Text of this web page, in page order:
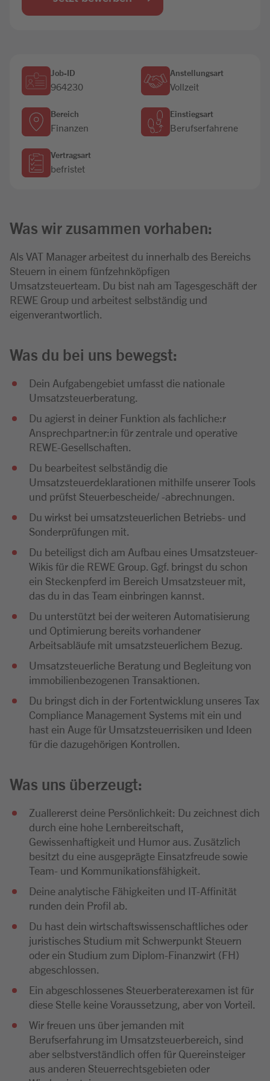
Jobbörse
Job-ID
964230
Anstellungsart
Vollzeit
Bereich
Finanzen
Einstiegsart
Berufserfahrene
Vertragsart
befristet
Was wir zusammen vorhaben:
Als VAT Manager arbeitest du innerhalb des Bereichs
Steuern in einem fünfzehnköpfigen
Umsatzsteuerteam. Du bist nah am Tagesgeschäft der
REWE Group und arbeitest selbständig und
eigenverantwortlich.
Was du bei uns bewegst:
Dein Aufgabengebiet umfasst die nationale
Umsatzsteuerberatung.
Du agierst in deiner Funktion als fachliche:r
Ansprechpartner:in für zentrale und operative
REWE-Gesellschaften.
Du bearbeitest selbständig die
Umsatzsteuerdeklarationen mithilfe unserer Tools
und prüfst Steuerbescheide/ -abrechnungen.
Du wirkst bei umsatzsteuerlichen Betriebs- und
Sonderprüfungen mit.
Du beteiligst dich am Aufbau eines Umsatzsteuer-
Wikis für die REWE Group. Ggf. bringst du schon
ein Steckenpferd im Bereich Umsatzsteuer mit,
das du in das Team einbringen kannst.
Du unterstützt bei der weiteren Automatisierung
und Optimierung bereits vorhandener
Arbeitsabläufe mit umsatzsteuerlichem Bezug.
Umsatzsteuerliche Beratung und Begleitung von
immobilienbezogenen Transaktionen.
Du bringst dich in der Fortentwicklung unseres Tax
Compliance Management Systems mit ein und
hast ein Auge für Umsatzsteuerrisiken und Ideen
für die dazugehörigen Kontrollen.
Was uns überzeugt:
Zuallererst deine Persönlichkeit: Du zeichnest dich
durch eine hohe Lernbereitschaft,
Gewissenhaftigkeit und Humor aus. Zusätzlich
besitzt du eine ausgeprägte Einsatzfreude sowie
Team- und Kommunikationsfähigkeit.
Deine analytische Fähigkeiten und IT-Affinität
runden dein Profil ab.
Du hast dein wirtschaftswissenschaftliches oder
juristisches Studium mit Schwerpunkt Steuern
oder ein Studium zum Diplom-Finanzwirt (FH)
abgeschlossen.
Ein abgeschlossenes Steuerberaterexamen ist für
diese Stelle keine Voraussetzung, aber von Vorteil.
Wir freuen uns über jemanden mit
Berufserfahrung im Umsatzsteuerbereich, sind
aber selbstverständlich offen für Quereinsteiger
aus anderen Steuerrechtsgebieten oder